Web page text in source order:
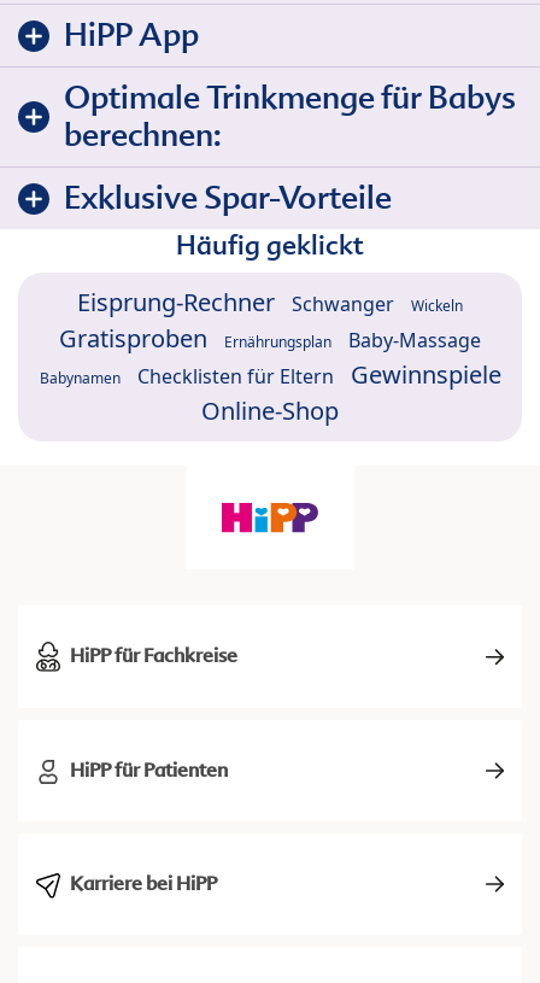
HiPP App
Optimale Trinkmenge für Babys
berechnen:
Exklusive Spar-Vorteile
Häufig geklickt
Eisprung-Rechner Schwanger Wickeln
Gratisproben Ernährungsplan Baby-Massage
Babynamen Checklisten für Eltern
Gewinnspiele
Online-Shop
HiPP für Fachkreise
HiPP für Patienten
Karriere bei HiPP